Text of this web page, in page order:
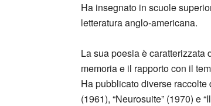
Ha insegnato in scuole
letteratura anglo-americana.
La sua poesia è caratterizzata
memoria e il rapporto con il
Ha pubblicato diverse raccolte
(1961), “Neurosuite” (1970) e